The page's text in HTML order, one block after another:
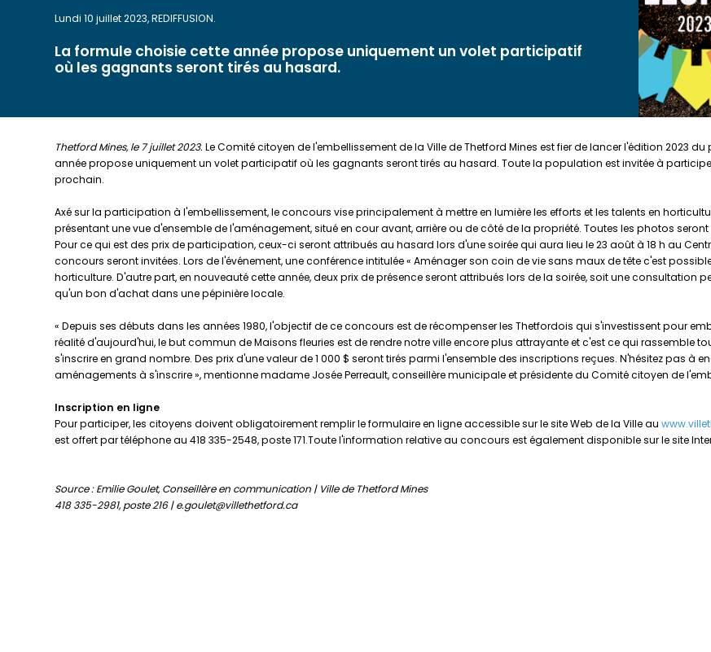
Lundi 10 juillet 2023, REDIFFUSION.
La formule choisie cette année propose uniquement un volet participatif
où les gagnants seront tirés au hasard.
Thetford Mines, le 7 juillet 2023. Le Comité citoyen de l'embellissement de la Ville de Thetford Mines est fier de lancer l'édition 2023
année propose uniquement un volet participatif où les gagnants seront tirés au hasard. Toute la population est invitée à
prochain.
Axé sur la participation à l'embellissement, le concours vise principalement à mettre en lumière les efforts et les talents en
présentant une vue d'ensemble de l'aménagement, situé en cour avant, arrière ou de côté de la propriété. Toutes les photos
Pour ce qui est des prix de participation, ceux-ci seront attribués au hasard lors d'une soirée qui aura lieu le 23 août à 18 h au
concours seront invitées. Lors de l'événement, une conférence intitulée « Aménager son coin de vie sans maux de tête c'est
horticulture. D'autre part, en nouveauté cette année, deux prix de présence seront attribués lors de la soirée, soit une
qu'un bon d'achat dans une pépinière locale.
« Depuis ses débuts dans les années 1980, l'objectif de ce concours est de récompenser les Thetfordois qui s'investissent pour
réalité d'aujourd'hui, le but commun de Maisons fleuries est de rendre notre ville encore plus attrayante et c'est ce qui rassemble
s'inscrire en grand nombre. Des prix d'une valeur de 1 000 $ seront tirés parmi l'ensemble des inscriptions reçues. N'hésitez pas à
aménagements à s'inscrire », mentionne madame Josée Perreault, conseillère municipale et présidente du Comité citoyen de
Inscription en ligne
Pour participer, les citoyens doivent obligatoirement remplir le formulaire en ligne accessible sur le site Web de la Ville au
est offert par téléphone au 418 335-2548, poste 171.Toute l'information relative au concours est également disponible sur le site
Source : Emilie Goulet, Conseillère en communication | Ville de Thetford Mines
418 335-2981, poste 216 | e.goulet@villethetford.ca